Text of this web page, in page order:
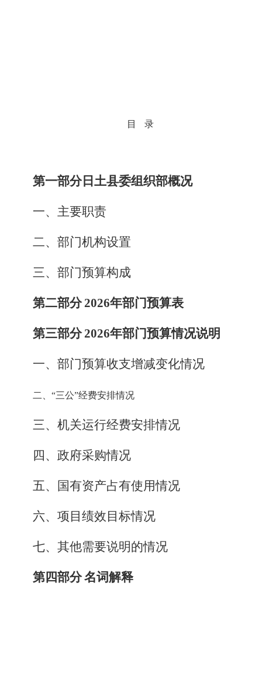
目 录
第一部分日土县委组织部概况
一、主要职责
二、部门机构设置
三、部门预算构成
第二部分2026年部门预算表
第三部分2026年部门预算情况说明
一、部门预算收支增减变化情况
二、“三公”经费安排情况
三、机关运行经费安排情况
四、政府采购情况
五、国有资产占有使用情况
六、项目绩效目标情况
七、其他需要说明的情况
第四部分名词解释